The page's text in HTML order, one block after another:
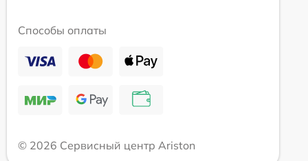
Способы оплаты
© 2026 Сервисный центр Ariston